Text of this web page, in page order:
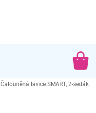
Čalouněná lavice SMART, 2-sedák